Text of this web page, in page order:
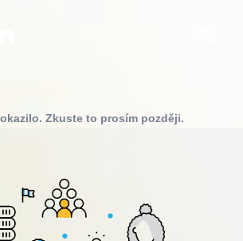
Zkuste to prosím později.